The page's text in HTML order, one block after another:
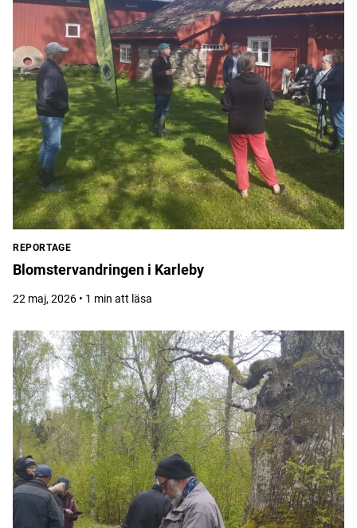
REPORTAGE
Blomstervandringen i Karleby
22 maj, 2026 • 1 min att läsa